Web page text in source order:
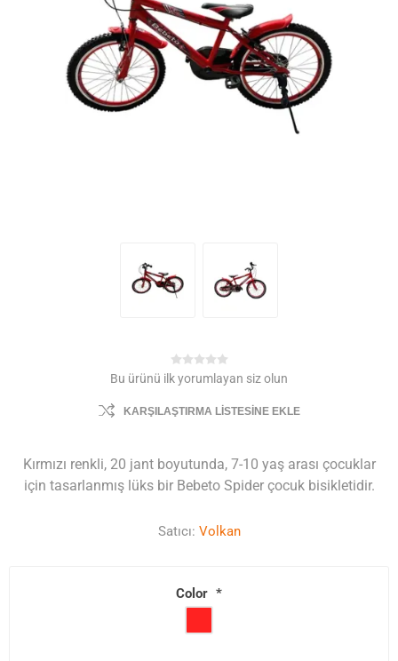
Bu ürünü ilk yorumlayan siz olun
KARŞILAŞTIRMA LISTESINE EKLE
Kırmızı renkli, 20 jant boyutunda, 7-10 yaş arası çocuklar
için tasarlanmış lüks bir Bebeto Spider çocuk bisikletidir.
Satıcı: Volkan
Color *